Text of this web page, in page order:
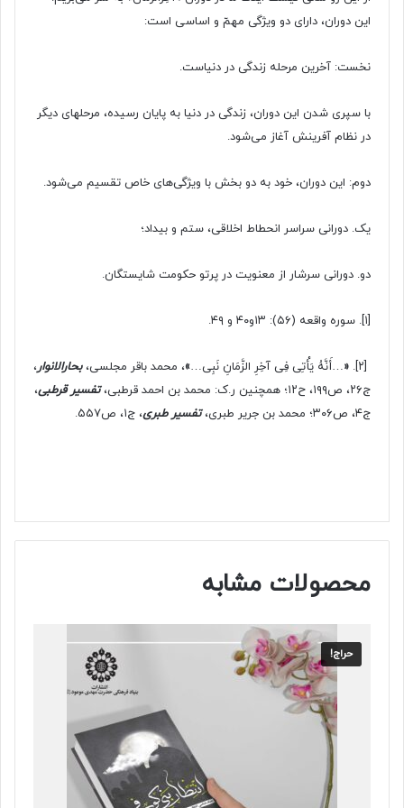
این دوران، دارای دو ویژگی مهمّ و اساسی است:
نخست: آخرین مرحله زندگی در دنیاست.
با سپری شدن این دوران، زندگی در دنیا به پایان رسیده، مرحله‏ای دیگر
در نظام آفرینش آغاز می‌شود.
دوم: این دوران، خود به دو بخش با ویژگی‌های خاص تقسیم می‌شود.
یک. دورانی سراسر انحطاط اخلاقی، ستم و بیداد؛
دو. دورانی سرشار از معنویت در پرتو حکومت شایستگان.
[۱] . سوره واقعه (۵۶): ۱۳و۴۰ و ۴۹.
[۲]. «…أَنَّهُ یَأْتِی فِی آخِرِ الزَّمَانِ نَبِی…»، محمد باقر مجلسی،بحارالانوار،
ج۲۶، ص۱۹۹، ح۱۲؛ همچنین ر.ک: محمد بن احمد قرطبی،
تفسیر قرطبی،
ج۴، ص۳۰۶؛ محمد بن جریر طبری،
تفسیر طبری، ج۱، ص۵۵۷.
محصولات مشابه
حراج!